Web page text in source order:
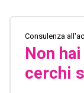
Consulenza
Non
cerchi